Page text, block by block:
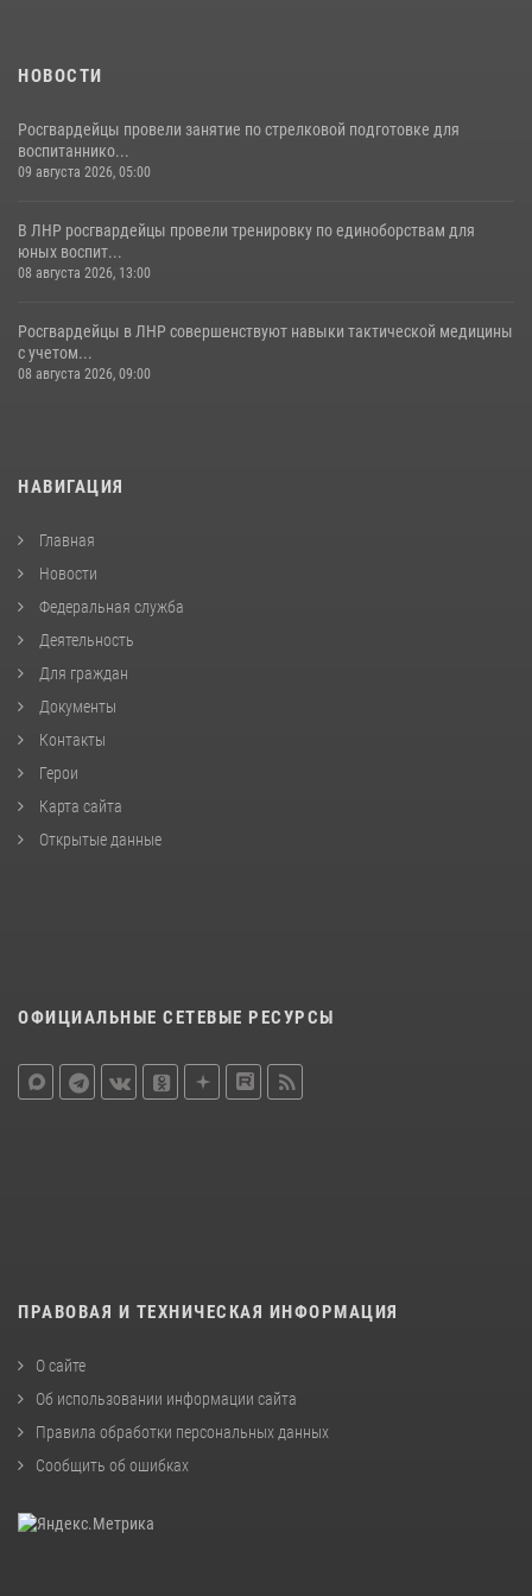
НОВОСТИ
Росгвардейцы провели занятие по стрелковой подготовке для
воспитаннико...
09 августа 2026, 05:00
В ЛНР росгвардейцы провели тренировку по единоборствам для
юных воспит...
08 августа 2026, 13:00
Росгвардейцы в ЛНР совершенствуют навыки тактической медицины
с учетом...
08 августа 2026, 09:00
НАВИГАЦИЯ
Главная
Новости
Федеральная служба
Деятельность
Для граждан
Документы
Контакты
Герои
Карта сайта
Открытые данные
ОФИЦИАЛЬНЫЕ СЕТЕВЫЕ РЕСУРСЫ
ПРАВОВАЯ И ТЕХНИЧЕСКАЯ ИНФОРМАЦИЯ
О сайте
Об использовании информации сайта
Правила обработки персональных данных
Сообщить об ошибках